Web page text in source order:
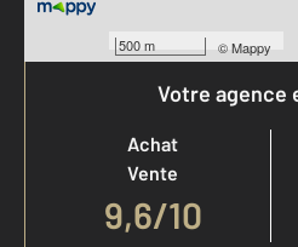
500 m ©Mappy
Votre agence
Achat
Vente
9,6/10